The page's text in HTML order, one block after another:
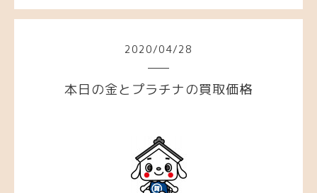
2020/04/28
本日の金とプラチナの買取価格